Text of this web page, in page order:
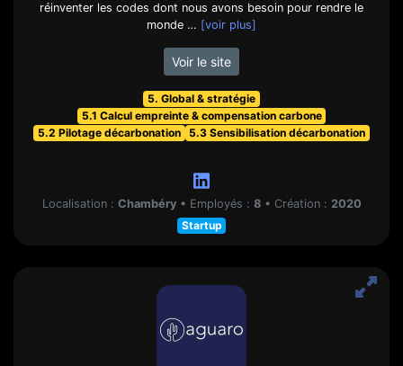
réinventer les codes dont nous avons besoin pour rendre le
monde … [voir plus]
Voir le site
5. Global & stratégie
5.1 Calcul empreinte & compensation carbone
5.2 Pilotage décarbonation
5.3 Sensibilisation décarbonation
Localisation : Chambéry • Employés : 8 • Création : 2020
Startup